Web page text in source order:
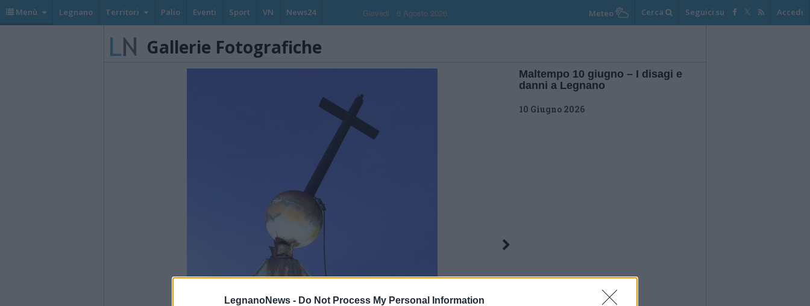
LegnanoNews - Do Not Process My Personal Information
Menù Legnano Territori Palio Eventi Sport VN News24 Giovedi , 6 Agosto 2026 Meteo Cerca Seguici su Accedi
Gallerie Fotografiche
Maltempo 10 giugno – I disagi e
danni a Legnano
10 Giugno 2026